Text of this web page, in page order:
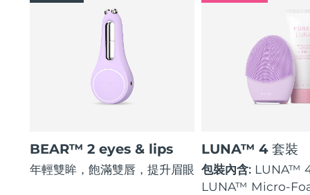
BEAR™ 2 eyes & lips
年輕雙眸，飽滿雙唇，提升眉眼
LUNA™ 4 套裝
包裝內含: LUNA™
LUNA™ Micro-